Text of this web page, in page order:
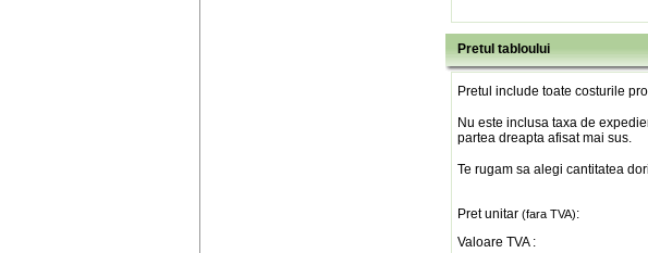
Pretul tabloului
Pretul include toate costurile
Nu este inclusa taxa de
partea dreapta afisat mai sus.
Te rugam sa alegi cantitatea
Pret unitar (fara TVA):
Valoare TVA :